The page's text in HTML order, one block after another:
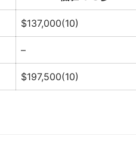
$137,000(10)
–
$197,500(10)